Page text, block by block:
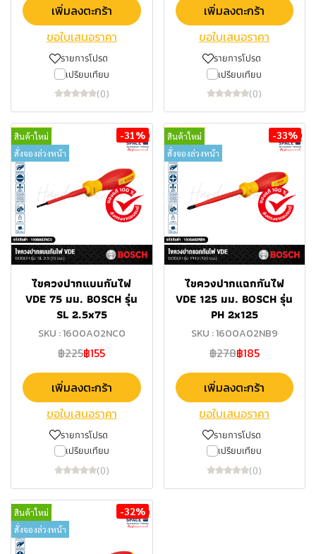
เพิ่มลงตะกร้า
ขอใบเสนอราคา
รายการโปรด
เปรียบเทียบ
(0)
เพิ่มลงตะกร้า
ขอใบเสนอราคา
รายการโปรด
เปรียบเทียบ
(0)
สินค้าใหม่
สั่งจองล่วงหน้า
-31%
ไขควงปากแบนกันไฟ
VDE 75 มม. BOSCH รุ่น
SL 2.5x75
SKU : 1600A02NC0
฿225฿155
เพิ่มลงตะกร้า
ขอใบเสนอราคา
รายการโปรด
เปรียบเทียบ
(0)
สินค้าใหม่
สั่งจองล่วงหน้า
-33%
ไขควงปากแฉกกันไฟ
VDE 125 มม. BOSCH รุ่น
PH 2x125
SKU : 1600A02NB9
฿278฿185
เพิ่มลงตะกร้า
ขอใบเสนอราคา
รายการโปรด
เปรียบเทียบ
(0)
สินค้าใหม่
สั่งจองล่วงหน้า
-32%